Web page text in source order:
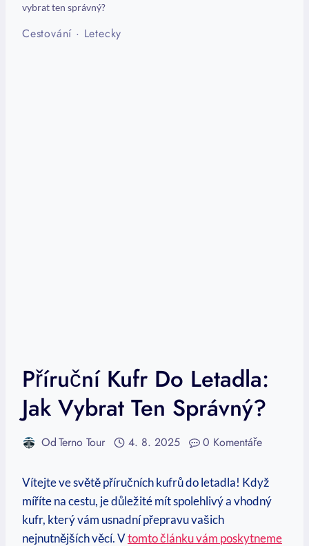
vybrat ten správný?
Cestování · Letecky
Příruční Kufr Do Letadla:
Jak Vybrat Ten Správný?
OdTerno Tour 4. 8. 2025 0 Komentáře
Vítejte ve světě příručních kufrů do letadla! Když
míříte na‍ cestu, je důležité⁤ mít spolehlivý a vhodný
kufr, který vám usnadní přepravu vašich
nejnutnějších ​věcí. Vtomto článku⁢ vám ⁢poskytneme